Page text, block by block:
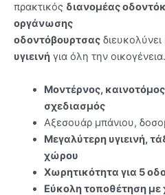
πρακτικός διανομέας
οργάνωσης
οδοντόβουρτσας διευκολύνει
υγιεινή για όλη την οικογένεια.
Μοντέρνος,
σχεδιασμός
Αξεσουάρ μπάνιου,
Μεγαλύτερη υγιεινή,
χώρου
Χωρητικότητα για 5
Εύκολη τοποθέτηση